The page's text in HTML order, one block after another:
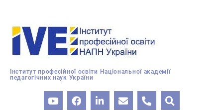
Інститут професійної освіти Національної академії
педагогічних наук України